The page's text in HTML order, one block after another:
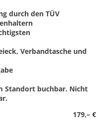
durch den TÜV
Verbandtasche und
Standort buchbar. Nicht
179,– €